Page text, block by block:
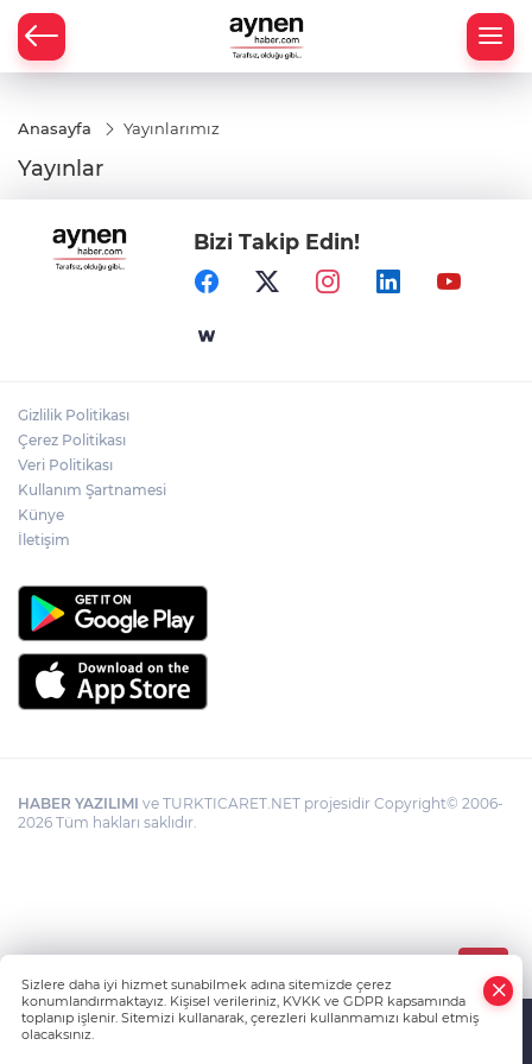
Anasayfa Yayınlarımız
Yayınlar
Bizi Takip Edin!
Gizlilik Politikası
Çerez Politikası
Veri Politikası
Kullanım Şartnamesi
Künye
İletişim
HABER YAZILIMI ve TURKTICARET.NET projesidir Copyright© 2006-
2026 Tüm hakları saklıdır.
Sizlere daha iyi hizmet sunabilmek adına sitemizde çerez
konumlandırmaktayız. Kişisel verileriniz, KVKK ve GDPR kapsamında
toplanıp işlenir. Sitemizi kullanarak, çerezleri kullanmamızı kabul etmiş
olacaksınız.